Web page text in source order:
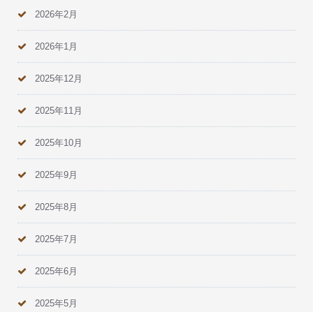
2026年2月
2026年1月
2025年12月
2025年11月
2025年10月
2025年9月
2025年8月
2025年7月
2025年6月
2025年5月